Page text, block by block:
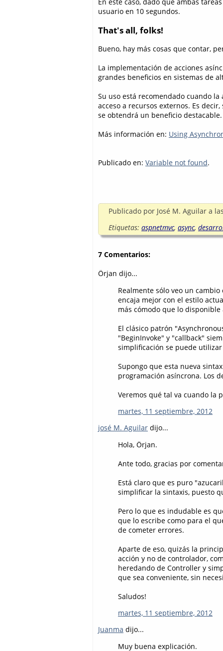
usuario en 10 segundos.
That's all, folks!
Bueno, hay más cosas que contar,
La implementación de acciones
grandes beneficios en sistemas de
Su uso está recomendado cuando
acceso a recursos externos. Es
se obtendrá un beneficio destacable.
Más información en: Using
Publicado en: Variable not found.
Publicado por José M. Aguilar a
Etiquetas: aspnetmvc, async,
7 Comentarios:
Örjan dijo...
Realmente sólo veo un
encaja mejor con el estilo
más cómodo que lo
El clásico patrón
"BeginInvoke" y "callback"
simplificación se puede
Supongo que esta nueva
programación asíncrona. Los
Veremos qué tal va cuando la
martes, 11 septiembre, 2012
josé M. Aguilar dijo...
Hola, Örjan.
Ante todo, gracias por
Está claro que es puro
simplificar la sintaxis, puesto
Pero lo que es indudable es
que lo escribe como para el
de cometer errores.
Aparte de eso, quizás la
acción y no de controlador,
heredando de Controller y
que sea conveniente, sin
Saludos!
martes, 11 septiembre, 2012
Juanma dijo...
Muy buena explicación.